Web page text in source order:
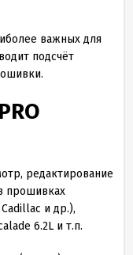
важных для
подсчёт
редактирование
прошивках
и др.),
6.2L и т.п.